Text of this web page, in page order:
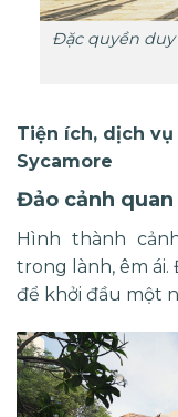
Đặc quyền duy
Tiện ích, dịch
Sycamore
Đảo cảnh quan
Hình thành
trong lành, êm
để khởi đầu một